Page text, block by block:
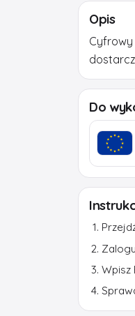
Opis
Do
Wpisz